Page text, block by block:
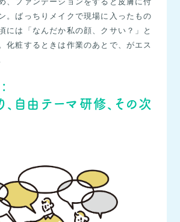
。ばっちりメイクで現場に入ったもの
には「なんだか私の顔、クサい？」と
化粧するときは作業のあとで、がエス
、自由テーマ研修、その次